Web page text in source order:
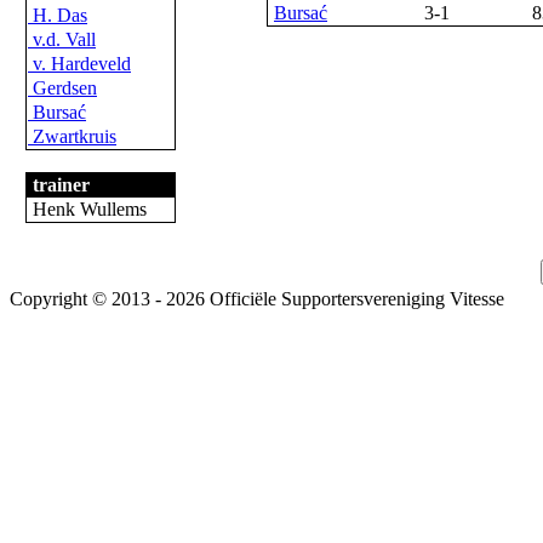
H. Das
v.d. Vall
v. Hardeveld
Gerdsen
Bursać
Zwartkruis
trainer
Henk Wullems
Bursać 3-1
Copyright © 2013 - 2026 Officiële Supportersvereniging Vitesse